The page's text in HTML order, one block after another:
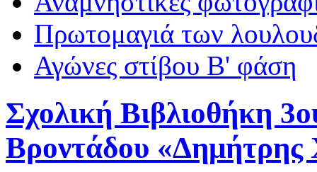
Πρωτομαγιά των
Αγώνες στίβου Β' φάση
Σχολική Βιβλιοθήκη
Βροντάδου «Δημήτρης